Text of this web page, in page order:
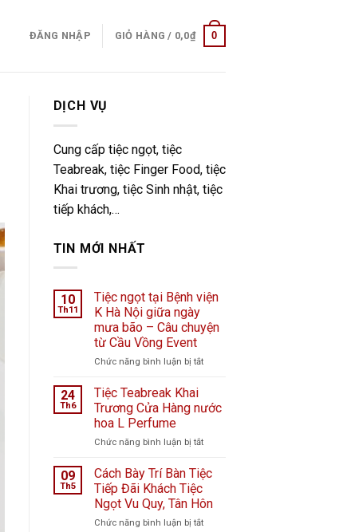
ĐĂNG NHẬP GIỎ HÀNG / 0,0₫ 0
DỊCH VỤ
Cung cấp tiệc ngọt, tiệc
Teabreak, tiệc Finger Food, tiệc
Khai trương, tiệc Sinh nhật, tiệc
tiếp khách,…
TIN MỚI NHẤT
10
Th11
Tiệc ngọt tại Bệnh viện
K Hà Nội giữa ngày
mưa bão – Câu chuyện
từ Cầu Vồng Event
Chức năng bình luận bị tắtở
tại
Bệnh
K
Nội
giữa
ngày
mưa
bão
24
Th6
Tiệc Teabreak Khai
Trương Cửa Hàng nước
hoa L Perfume
Chức năng bình luận bị tắtở
Teabreak
Khai
Cửa
Hàng
09
Th5
Cách Bày Trí Bàn Tiệc
Tiếp Đãi Khách Tiệc
Ngọt Vu Quy, Tân Hôn
Chức năng bình luận bị tắtở